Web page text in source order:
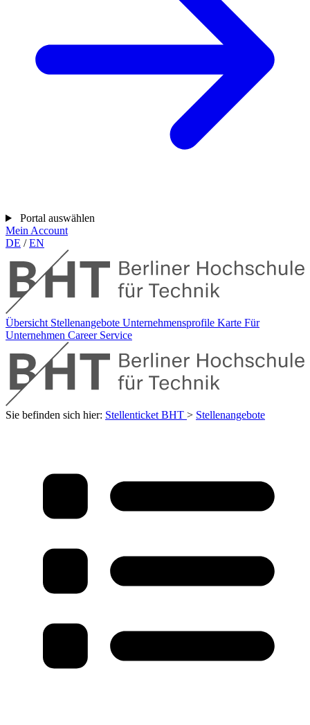
Portal auswählen
Mein Account
DE /EN
Übersicht Stellenangebote Unternehmensprofile Karte Für
Unternehmen Career Service
Sie befinden sich hier: Stellenticket BHT > Stellenangebote